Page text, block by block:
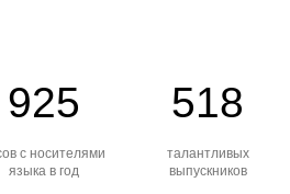
925
с носителями
языка в год
518
талантливых
выпускников